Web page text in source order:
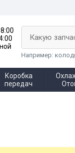
Какую
Например:
Коробка
передач